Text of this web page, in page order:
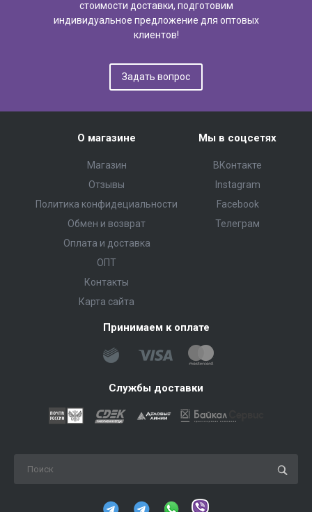
стоимости доставки, подготовим
индивидуальное предложение для оптовых
клиентов!
Задать вопрос
О магазине
Магазин
Отзывы
Политика конфидециальности
Обмен и возврат
Оплата и доставка
ОПТ
Контакты
Карта сайта
Мы в соцсетях
ВКонтакте
Instagram
Facebook
Телеграм
Принимаем к оплате
Службы доставки